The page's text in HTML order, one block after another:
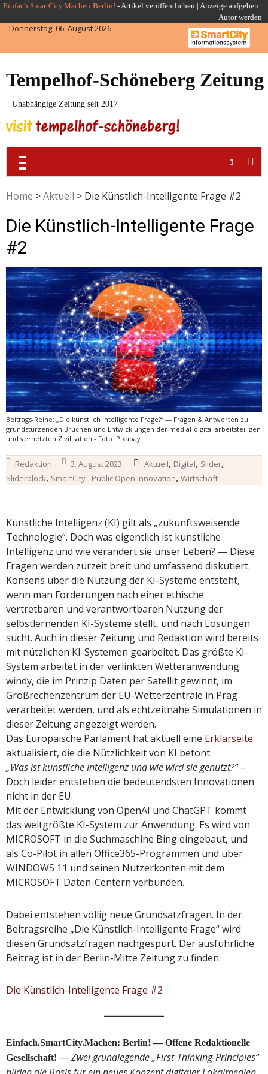
Skip
to
content
Einfach.SmartCity.Machen:Berlin! -Artikel veröffentlichen | Anzeige aufgeben |
Autor werden
Donnerstag, 06. August 2026
Tempelhof-Schöneberg Zeitung
Unabhängige Zeitung seit 2017
Home >Aktuell > Die Künstlich-Intelligente Frage #2
Die Künstlich-Intelligente Frage
#2
Beitrags-Reihe: „Die künstlich intelligente Frage?“ — Fragen & Antworten zu
grundstürzenden Brüchen und Entwicklungen der medial-digital arbeitsteiligen
und vernetzten Zivilisation - Foto: Pixabay
Redaktion 3. August 2023 Aktuell, Digital, Slider,
Sliderblock, SmartCity - Public Open Innovation, Wirtschaft
Künstliche Intelligenz (KI) gilt als „zukunftsweisende
Technologie“. Doch was eigentlich ist künstliche
Intelligenz und wie verändert sie unser Leben? — Diese
Fragen werden zurzeit breit und umfassend diskutiert.
Konsens über die Nutzung der KI-Systeme entsteht,
wenn man Forderungen nach einer ethische
vertretbaren und verantwortbaren Nutzung der
selbstlernenden KI-Systeme stellt, und nach Lösungen
sucht. Auch in dieser Zeitung und Redaktion wird bereits
mit nützlichen KI-Systemen gearbeitet. Das größte KI-
System arbeitet in der verlinkten Wetteranwendung
windy, die im Prinzip Daten per Satellit gewinnt, im
Großrechenzentrum der EU-Wetterzentrale in Prag
verarbeitet werden, und als echtzeitnahe Simulationen in
dieser Zeitung angezeigt werden.
Das Europäische Parlament hat aktuell eine Erklärseite
aktualisiert, die die Nützlichkeit von KI betont:
„Was ist künstliche Intelligenz und wie wird sie genutzt?“–
Doch leider entstehen die bedeutendsten Innovationen
nicht in der EU.
Mit der Entwicklung von OpenAI und ChatGPT kommt
das weltgrößte KI-System zur Anwendung. Es wird von
MICROSOFT in die Suchmaschine Bing eingebaut, und
als Co-Pilot in allen Office365-Programmen und über
WINDOWS 11 und seinen Nutzerkonten mit dem
MICROSOFT Daten-Centern verbunden.
Dabei entstehen völlig neue Grundsatzfragen. In der
Beitragsreihe „Die Künstlich-Intelligente Frage“ wird
diesen Grundsatzfragen nachgespürt. Der ausführliche
Beitrag ist in der Berlin-Mitte Zeitung zu finden:
Die Künstlich-Intelligente Frage #2
Einfach.SmartCity.Machen: Berlin! — Offene Redaktionelle
Gesellschaft! —Zwei grundlegende „First-Thinking-Principles“